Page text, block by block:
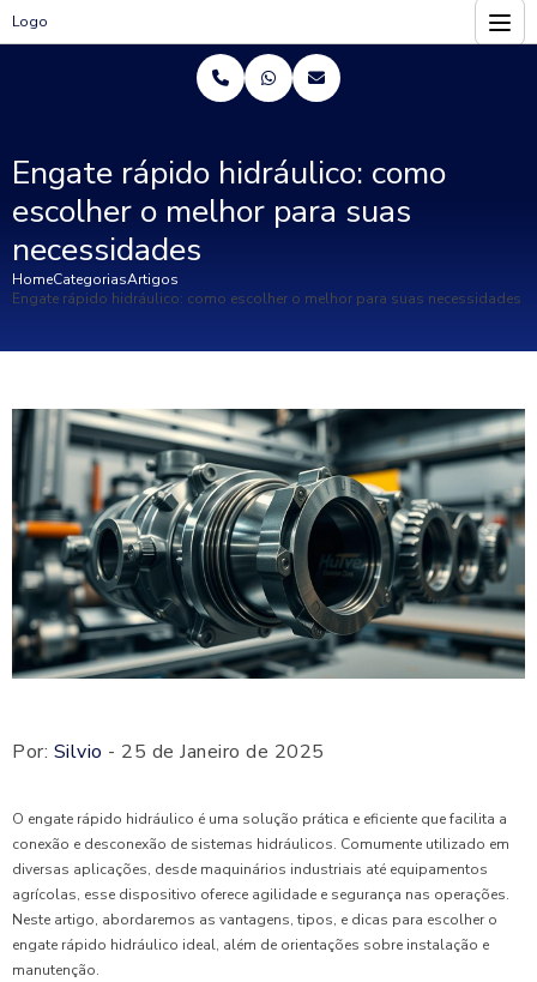
Logo
HomeCategoriasArtigos
Engate rápido hidráulico: como escolher o melhor para suas necessidades
Engate rápido hidráulico: como
escolher o melhor para suas
necessidades
Por: Silvio - 25 de Janeiro de 2025
O engate rápido hidráulico é uma solução prática e eficiente que facilita a
conexão e desconexão de sistemas hidráulicos. Comumente utilizado em
diversas aplicações, desde maquinários industriais até equipamentos
agrícolas, esse dispositivo oferece agilidade e segurança nas operações.
Neste artigo, abordaremos as vantagens, tipos, e dicas para escolher o
engate rápido hidráulico ideal, além de orientações sobre instalação e
manutenção.